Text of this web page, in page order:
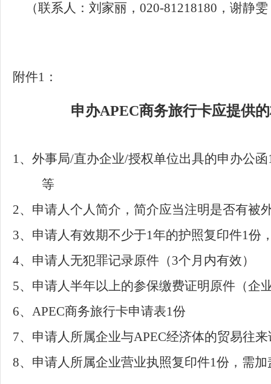
（联系人：刘家丽，020-81218180，谢静
附件1：
申办APEC商务旅行卡应提供
1、 外事局/直办企业/授权单位出具的申办公函
等
2、 申请人个人简介，简介应当注明是否有被
3、 申请人有效期不少于1年的护照复印件1份
4、 申请人无犯罪记录原件 （3个月内有效）
5、 申请人半年以上的参保缴费证明 原件（企
6、 APEC商务旅行卡申请表1份
7、 申请人所属企业与APEC经济体的贸易往
8、 申请人所属企业营业执照复印件1份，需